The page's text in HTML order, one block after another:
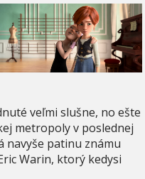
veľmi slušne, no ešte
metropoly v poslednej
navyše patinu známu
Warin, ktorý kedysi